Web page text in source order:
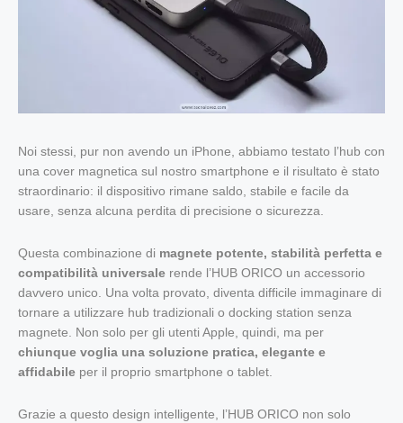
Noi stessi, pur non avendo un iPhone, abbiamo testato l’hub con
una cover magnetica sul nostro smartphone e il risultato è stato
straordinario: il dispositivo rimane saldo, stabile e facile da
usare, senza alcuna perdita di precisione o sicurezza.
Questa combinazione di magnete potente, stabilità perfetta e
compatibilità universale rende l’HUB ORICO un accessorio
davvero unico. Una volta provato, diventa difficile immaginare di
tornare a utilizzare hub tradizionali o docking station senza
magnete. Non solo per gli utenti Apple, quindi, ma per
chiunque voglia una soluzione pratica, elegante e
affidabile per il proprio smartphone o tablet.
Grazie a questo design intelligente, l’HUB ORICO non solo